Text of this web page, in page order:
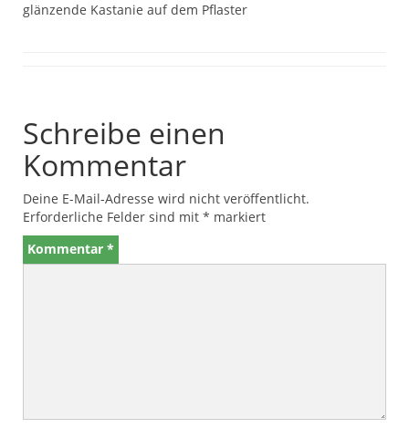
glänzende Kastanie auf dem Pflaster
Schreibe einen
Kommentar
Deine E-Mail-Adresse wird nicht veröffentlicht.
Erforderliche Felder sind mit * markiert
Kommentar *